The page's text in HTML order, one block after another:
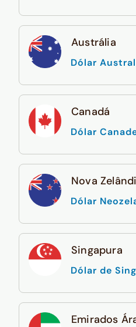
Austrália
Dólar
Canadá
Dólar
Nova
Dólar
Singapura
Dólar de
Emirados